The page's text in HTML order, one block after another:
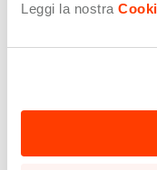
Leggi la nostra